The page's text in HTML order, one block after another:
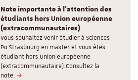
Note importante à l'attention des
étudiants hors Union européenne
(extracommunautaires)
Vous souhaitez venir étudier à Sciences
Po Strasbourg en master et vous êtes
étudiant hors Union européenne
(extracommunautaire).Consultez la
note.